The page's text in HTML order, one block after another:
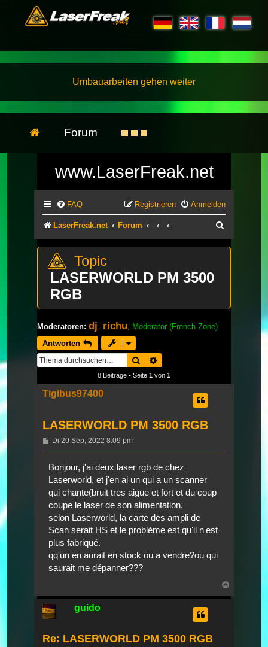
Umbauarbeiten gehen weiter
Forum
www.LaserFreak.net
FAQ Anmelden
Registrieren
LaserFreak.net Forum
LASERWORLD PM 3500
RGB
Moderatoren: dj_richu, Moderator (French Zone)
Antworten
Suche
8 Beiträge • Seite 1 von 1
Tigibus97400
LASERWORLD PM 3500 RGB
Beitrag
Di 20 Sep, 2022 8:09 pm
Bonjour, j'ai deux laser rgb de chez
Laserworld, et j'en ai un qui a un scanner
qui chante(bruit tres aigue et fort et du coup
coupe le laser de son alimentation.
selon Laserworld, la carte des ampli de
Scan serait HS et le problème est qu'il n'est
plus fabriqué.
qq'un en aurait en stock ou a vendre?ou qui
saurait me dépanner???
oben
guido
Re: LASERWORLD PM 3500 RGB